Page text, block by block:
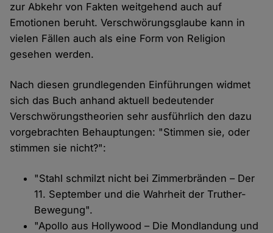
zur Abkehr von Fakten weitgehend auch auf
Emotionen beruht. Verschwörungsglaube kann in
vielen Fällen auch als eine Form von Religion
gesehen werden.
Nach diesen grundlegenden Einführungen widmet
sich das Buch anhand aktuell bedeutender
Verschwörungstheorien sehr ausführlich den dazu
vorgebrachten Behauptungen: "Stimmen sie, oder
stimmen sie nicht?":
"Stahl schmilzt nicht bei Zimmerbränden – Der
11. September und die Wahrheit der Truther-
Bewegung".
"Apollo aus Hollywood – Die Mondlandung und